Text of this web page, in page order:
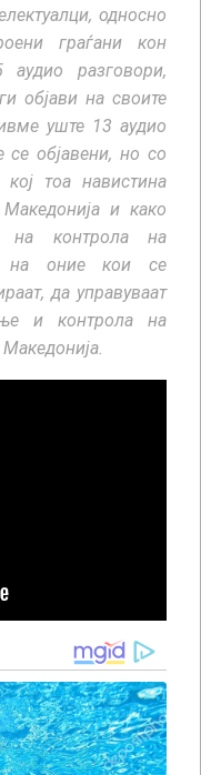
односно
граѓани кон
разговори,
објави на своите
уште 13 аудио
се објавени, но со
тоа навистина
и како
на контрола на
на оние кои се
да управуваат
и контрола на